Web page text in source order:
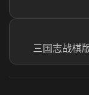
三国志战棋